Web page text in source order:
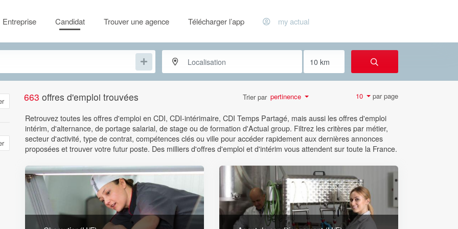
Entreprise Candidat Trouver une agence Télécharger l’app my actual
663 offres d'emploi trouvées Trier par pertinence 10 par page
Retrouvez toutes les offres d'emploi en CDI, CDI-intérimaire, CDI Temps Partagé, mais aussi les offres d'emploi
intérim, d'alternance, de portage salarial, de stage ou de formation d'Actual group. Filtrez les critères par métier,
secteur d'activité, type de contrat, compétences clés ou ville pour accéder rapidement aux dernières annonces
proposées et trouver votre futur poste. Des milliers d'offres d'emploi et d'intérim vous attendent sur toute la France.